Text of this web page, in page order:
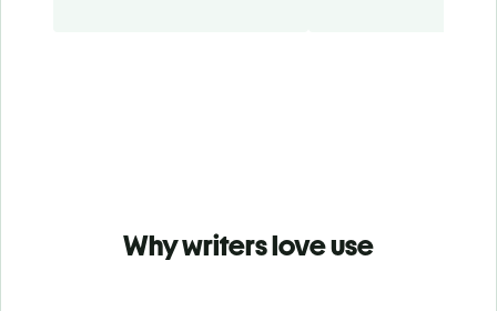
Why writers love use